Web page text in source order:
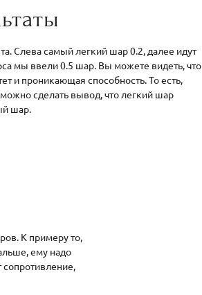
Слева самый легкий шар 0.2, далее идут
мы ввели 0.5 шар. Вы можете видеть, что
и проникающая способность. То есть,
сделать вывод, что легкий шар
шар.
К примеру то,
ему надо
сопротивление,